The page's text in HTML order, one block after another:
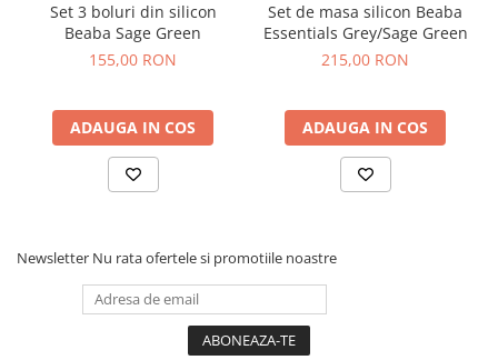
Pahar: 70 x 70 mm.
Bol: 118 x 118 x 55 mm.
Farfurie: 183 x 183 x 40 mm.
Set 3 boluri din silicon
Beaba Sage Green
155,00 RON
ADAUGA IN COS
Set de masa silicon Beaba
Essentials Grey/Sage Green
215,00 RON
ADAUGA IN COS
Newsletter Nu rata ofertele si promotiile noastre